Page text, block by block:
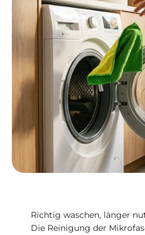
Richtig waschen, länger
Die Reinigung der